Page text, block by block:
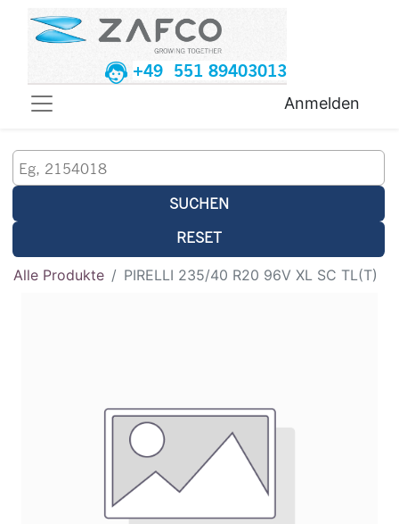
+49 551 89403013
Anmelden
SUCHEN
RESET
Alle Produkte PIRELLI 235/40 R20 96V XL SC TL(T)